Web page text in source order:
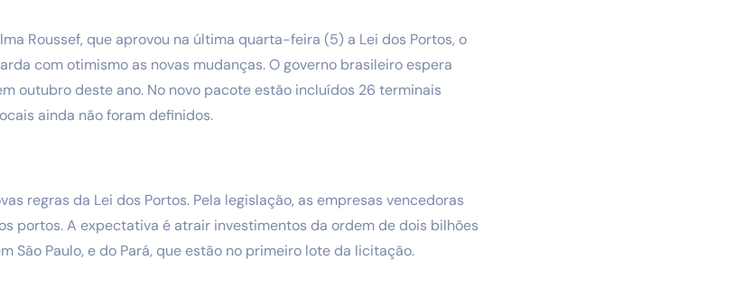
Roussef, que aprovou na última quarta-feira (5) a Lei dos Portos, o
com otimismo as novas mudanças. O governo brasileiro espera
outubro deste ano. No novo pacote estão incluídos 26 terminais
ainda não foram definidos.
regras da Lei dos Portos. Pela legislação, as empresas vencedoras
portos. A expectativa é atrair investimentos da ordem de dois bilhões
São Paulo, e do Pará, que estão no primeiro lote da licitação.